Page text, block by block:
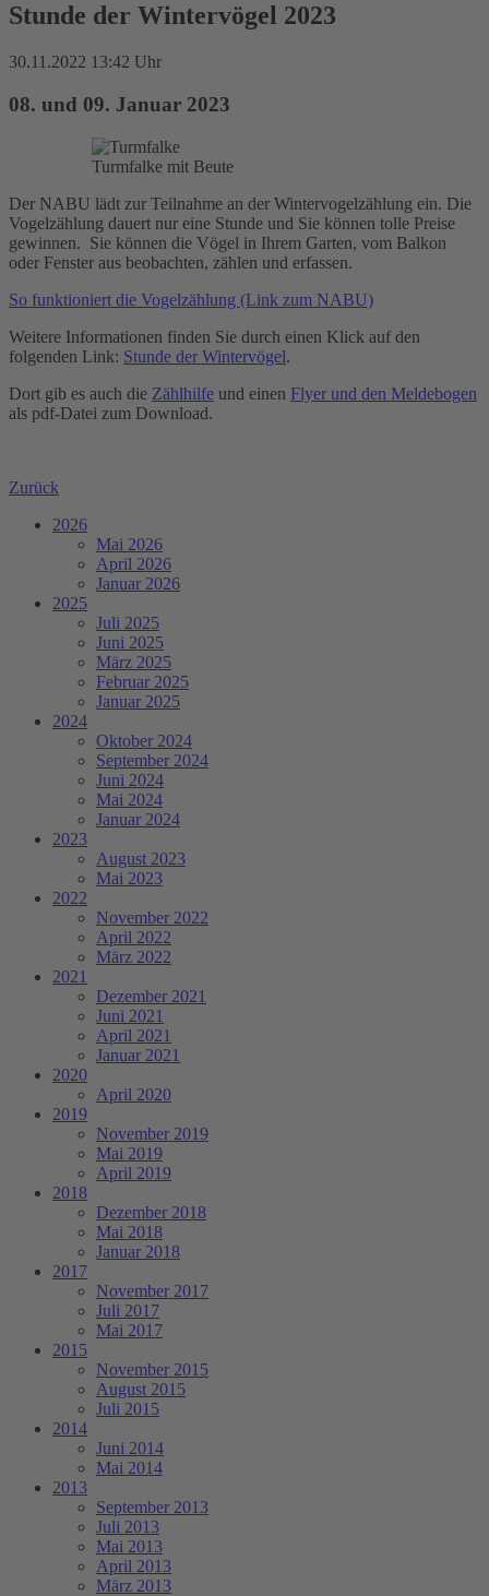
Stunde der Wintervögel 2023
30.11.2022 13:42 Uhr
08. und 09. Januar 2023
Turmfalke mit Beute
Der NABU lädt zur Teilnahme an der Wintervogelzählung ein. Die
Vogelzählung dauert nur eine Stunde und Sie können tolle Preise
gewinnen. Sie können die Vögel in Ihrem Garten, vom Balkon
oder Fenster aus beobachten, zählen und erfassen.
So funktioniert die Vogelzählung (Link zum NABU)
Weitere Informationen finden Sie durch einen Klick auf den
folgenden Link: Stunde der Wintervögel.
Dort gib es auch die Zählhilfe und einen Flyer und den Meldebogen
als pdf-Datei zum Download.
Zurück
2026
Mai 2026
April 2026
Januar 2026
2025
Juli 2025
Juni 2025
März 2025
Februar 2025
Januar 2025
2024
Oktober 2024
September 2024
Juni 2024
Mai 2024
Januar 2024
2023
August 2023
Mai 2023
2022
November 2022
April 2022
März 2022
2021
Dezember 2021
Juni 2021
April 2021
Januar 2021
2020
April 2020
2019
November 2019
Mai 2019
April 2019
2018
Dezember 2018
Mai 2018
Januar 2018
2017
November 2017
Juli 2017
Mai 2017
2015
November 2015
August 2015
Juli 2015
2014
Juni 2014
Mai 2014
2013
September 2013
Juli 2013
Mai 2013
April 2013
März 2013